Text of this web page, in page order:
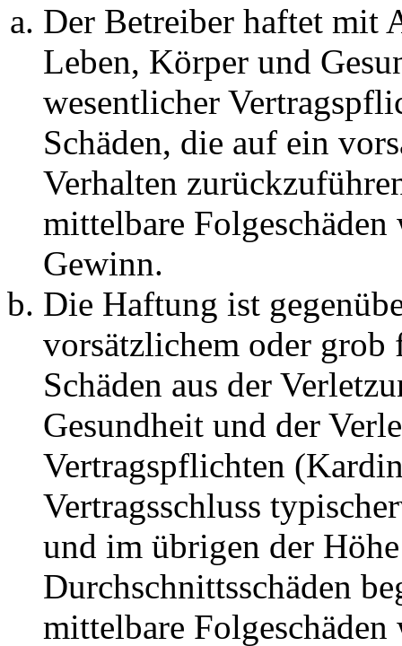
Der Betreiber haftet mit
Leben, Körper und
wesentlicher
Schäden, die auf ein
Verhalten
mittelbare Folgeschäden
Gewinn.
Die Haftung ist
vorsätzlichem oder grob
Schäden aus der
Gesundheit und der
Vertragspflichten
Vertragsschluss
und im übrigen der
Durchschnittsschäden
mittelbare Folgeschäden